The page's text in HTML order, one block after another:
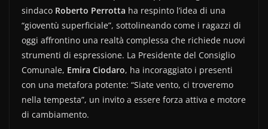
sindaco Roberto Perrotta ha respinto l’idea di una
“gioventù superficiale”, sottolineando come i ragazzi di
oggi affrontino una realtà complessa che richiede nuovi
strumenti di espressione. La Presidente del Consiglio
Comunale, Emira Ciodaro, ha incoraggiato i presenti
con una metafora potente: “Siate vento, ci troveremo
nella tempesta”, un invito a essere forza attiva e motore
di cambiamento.